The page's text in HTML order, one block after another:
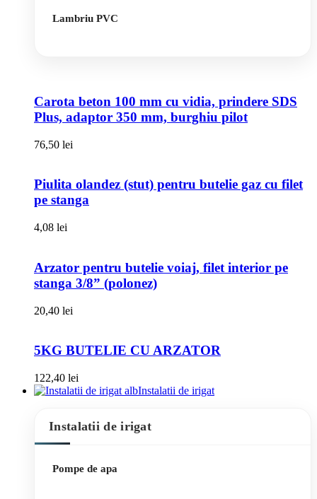
Lambriu PVC
Carota beton 100 mm cu vidia, prindere SDS
Plus, adaptor 350 mm, burghiu pilot
76,50 lei
Piulita olandez (stut) pentru butelie gaz cu filet
pe stanga
4,08 lei
Arzator pentru butelie voiaj, filet interior pe
stanga 3/8” (polonez)
20,40 lei
5KG BUTELIE CU ARZATOR
122,40 lei
Instalatii de irigat
Instalatii de irigat
Pompe de apa